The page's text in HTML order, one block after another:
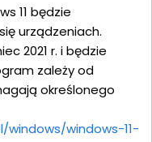
11 będzie
urządzeniach.
2021 r. i będzie
zależy od
określonego
windows-11-